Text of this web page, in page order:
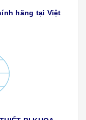
hãng tại Việt